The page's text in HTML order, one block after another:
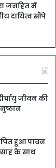
जनहित में
दायित्व सौंपे
जीवन की
हुआ पावन
के साथ